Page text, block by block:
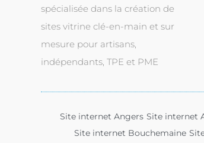
spécialisée dans la création de
sites vitrine clé-en-main et sur
mesure pour artisans,
indépendants, TPE et PME
Site internet Angers Site internet
Site internet Bouchemaine